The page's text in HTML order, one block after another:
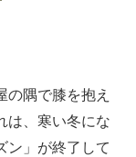
隅で膝を抱え
は、寒い冬にな
ン」が終了して